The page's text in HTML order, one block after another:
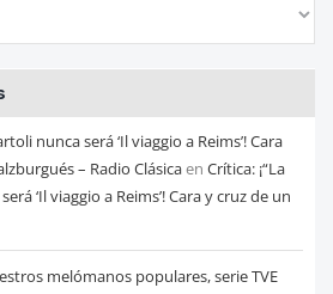
nunca será ‘Il viaggio a Reims’! Cara
– Radio Clásicaen Crítica: ¡“La
‘Il viaggio a Reims’! Cara y cruz de un
melómanos populares, serie TVE